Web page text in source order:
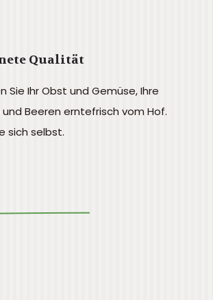
Qualität
Sie Ihr Obst und Gemüse, Ihre
Beeren erntefrisch vom Hof.
sich selbst.